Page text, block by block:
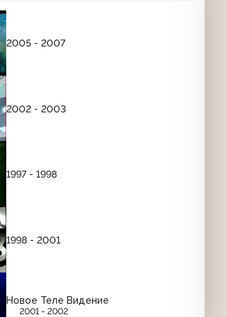
2005 - 2007
2002 - 2003
1997 - 1998
1998 - 2001
Новое Теле Видение
2001 - 2002